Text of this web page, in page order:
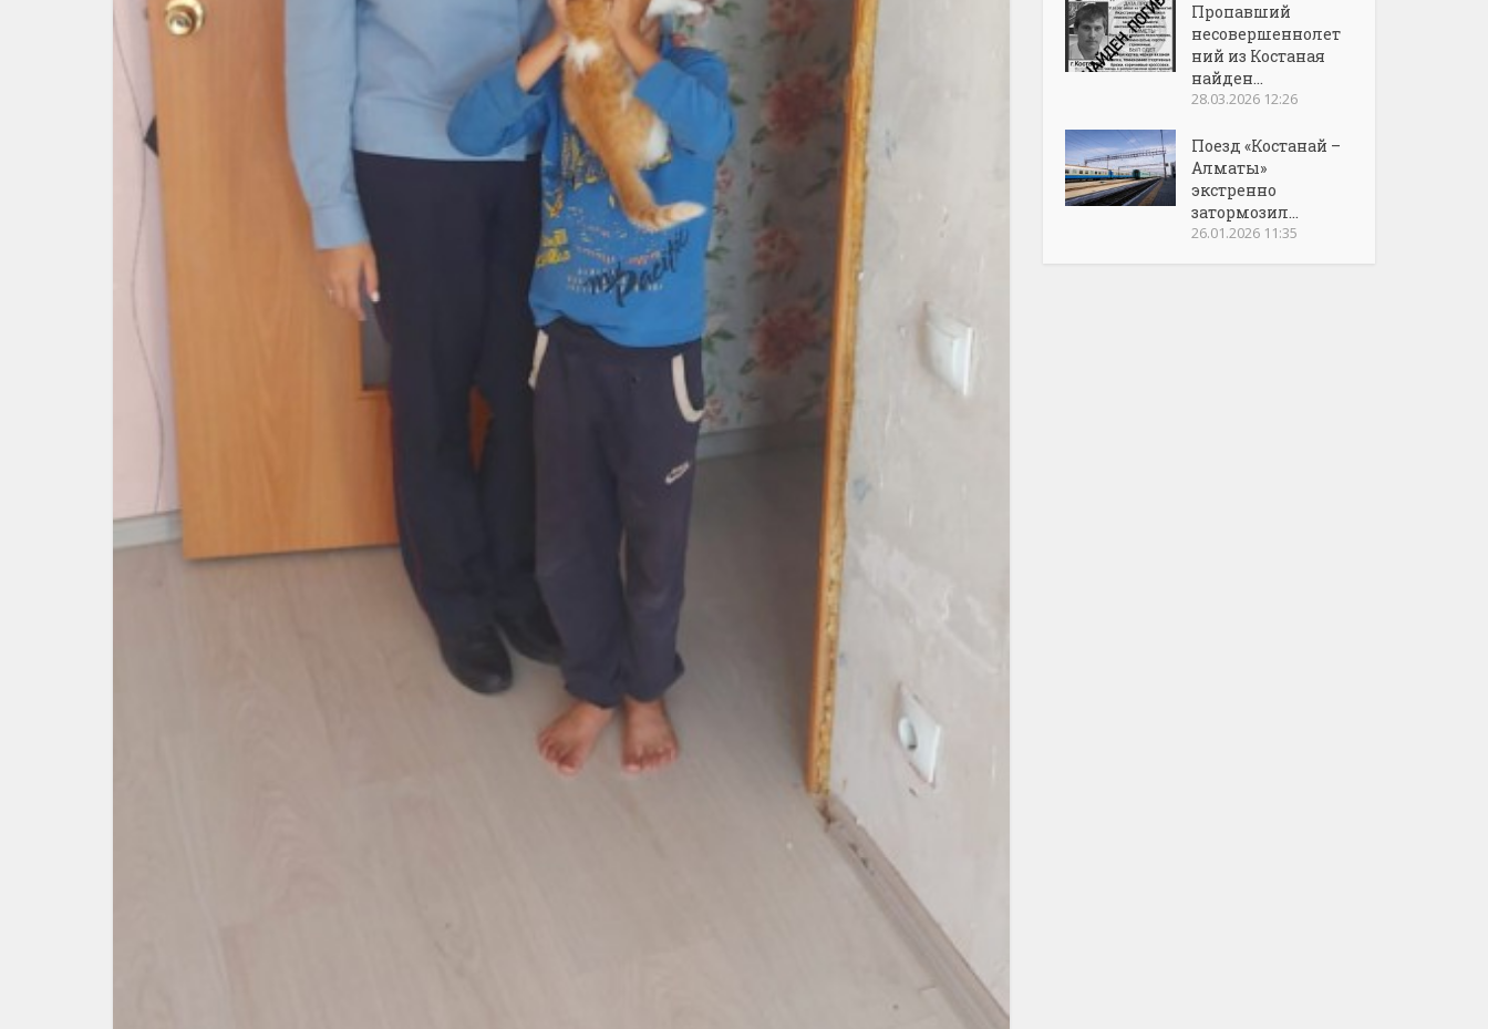
Пропавший
несовершеннолет
ний из Костаная
найден...
28.03.2026 12:26
Поезд «Костанай –
Алматы»
экстренно
затормозил...
26.01.2026 11:35